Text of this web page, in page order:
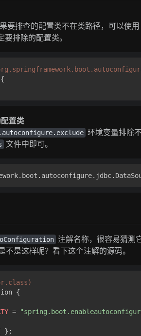
要排查的配置类不在类路径，可以使用
排除的配置类。
{
置类
环境变量排除
文件中即可。
注解名称，很容易猜测
是这样呢？看下这个注解的源码。
{
=
};